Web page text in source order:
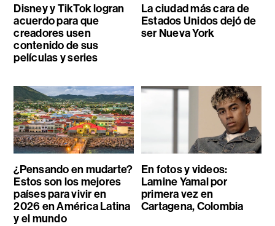
Disney y TikTok logran
acuerdo para que
creadores usen
contenido de sus
películas y series
La ciudad más cara de
Estados Unidos dejó de
ser Nueva York
¿Pensando en mudarte?
Estos son los mejores
países para vivir en
2026 en América Latina
y el mundo
En fotos y videos:
Lamine Yamal por
primera vez en
Cartagena, Colombia